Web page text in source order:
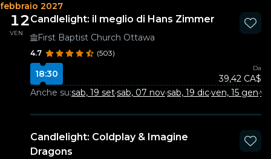
febbraio 2027
12
VEN
Candlelight: il meglio di Hans Zimmer
First Baptist Church Ottawa
4.7 (503)
18:30
Da
39,42 CA$
Anche su:sab, 19 set·sab, 07 nov·sab, 19 dic·ven, 15 gen·
Candlelight: Coldplay & Imagine
Dragons